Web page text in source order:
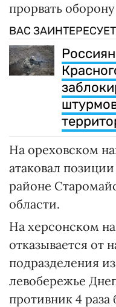
прорвать
ВАС ЗАИНТЕРЕСУЕТ
На ореховском
атаковал
районе
области.
На херсонском
отказывается от
подразделения
левобережье
противник 4 раза